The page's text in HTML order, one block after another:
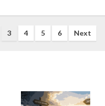
3 4 5 6 Next